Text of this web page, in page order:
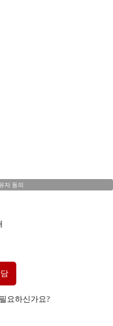
자 동의
요하신가요?